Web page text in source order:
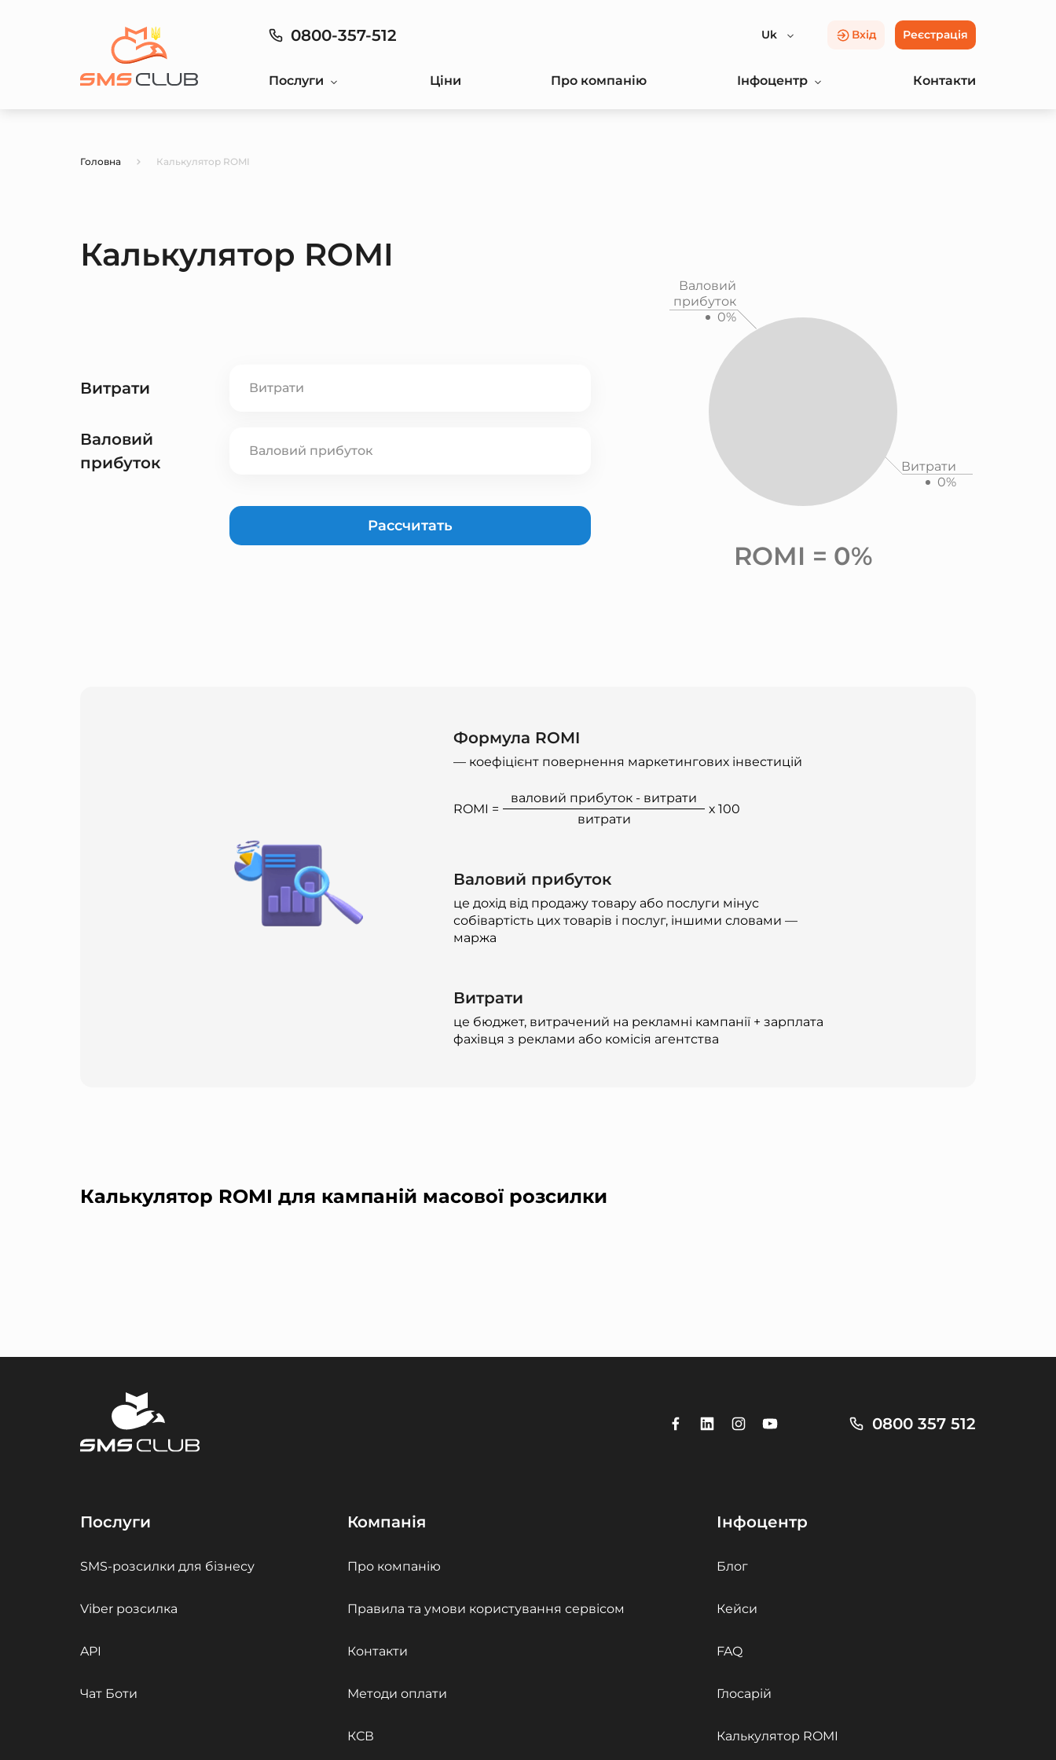
0800-357-512 Uk Вхід Реєстрація
Послуги Ціни Про компанію Інфоцентр Контакти
Головна Калькулятор ROMI
Калькулятор ROMI
Витрати
Валовий
прибуток
Рассчитать
Валовий
прибуток
0%
Витрати
0%
ROMI = 0%
Формула ROMI
— коефіцієнт повернення маркетингових інвестицій
ROMI =
валовий прибуток - витрати
витрати
х 100
Валовий прибуток
це дохід від продажу товару або послуги мінус
собівартість цих товарів і послуг, іншими словами —
маржа
Витрати
це бюджет, витрачений на рекламні кампанії + зарплата
фахівця з реклами або комісія агентства
Калькулятор ROMI для кампаній масової розсилки
0800 357 512
Послуги
SMS-розсилки для бізнесу
Viber розсилка
API
Чат Боти
Компанія
Про компанію
Правила та умови користування сервісом
Контакти
Методи оплати
КСВ
Інфоцентр
Блог
Кейси
FAQ
Глосарій
Калькулятор ROMI